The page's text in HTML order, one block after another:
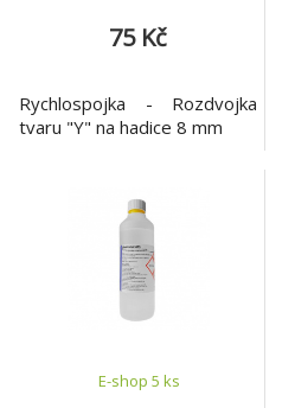
75 Kč
Rychlospojka - Rozdvojka
tvaru "Y" na hadice 8 mm
E-shop 5 ks